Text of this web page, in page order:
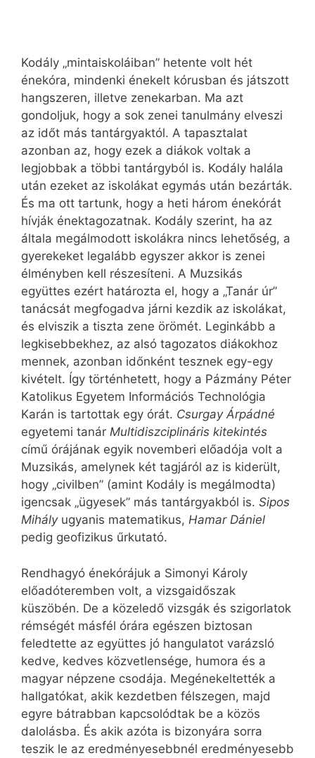
Kodály „mintaiskoláiban” hetente volt hét
énekóra, mindenki énekelt kórusban és játszott
hangszeren, illetve zenekarban. Ma azt
gondoljuk, hogy a sok zenei tanulmány elveszi
az időt más tantárgyaktól. A tapasztalat
azonban az, hogy ezek a diákok voltak a
legjobbak a többi tantárgyból is. Kodály halála
után ezeket az iskolákat egymás után bezárták.
És ma ott tartunk, hogy a heti három énekórát
hívják énektagozatnak. Kodály szerint, ha az
általa megálmodott iskolákra nincs lehetőség, a
gyerekeket legalább egyszer akkor is zenei
élményben kell részesíteni. A Muzsikás
együttes ezért határozta el, hogy a „Tanár úr”
tanácsát megfogadva járni kezdik az iskolákat,
és elviszik a tiszta zene örömét. Leginkább a
legkisebbekhez, az alsó tagozatos diákokhoz
mennek, azonban időnként tesznek egy-egy
kivételt. Így történhetett, hogy a Pázmány Péter
Katolikus Egyetem Információs Technológia
Karán is tartottak egy órát. Csurgay Árpádné
egyetemi tanár Multidiszciplináris kitekintés
című órájának egyik novemberi előadója volt a
Muzsikás, amelynek két tagjáról az is kiderült,
hogy „civilben” (amint Kodály is megálmodta)
igencsak „ügyesek” más tantárgyakból is. Sipos
Mihály ugyanis matematikus, Hamar Dániel
pedig geofizikus űrkutató.
Rendhagyó énekórájuk a Simonyi Károly
előadóteremben volt, a vizsgaidőszak
küszöbén. De a közeledő vizsgák és szigorlatok
rémségét másfél órára egészen biztosan
feledtette az együttes jó hangulatot varázsló
kedve, kedves közvetlensége, humora és a
magyar népzene csodája. Megénekeltették a
hallgatókat, akik kezdetben félszegen, majd
egyre bátrabban kapcsolódtak be a közös
dalolásba. És akik azóta is bizonyára sorra
teszik le az eredményesebbnél eredményesebb